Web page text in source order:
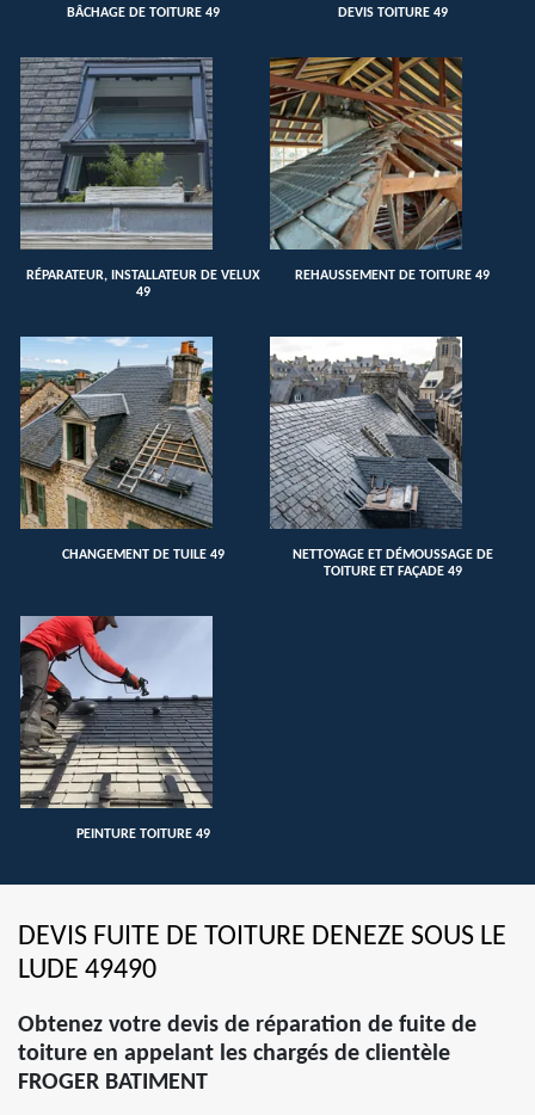
BÂCHAGE DE TOITURE 49 DEVIS TOITURE 49
RÉPARATEUR, INSTALLATEUR DE VELUX
49
REHAUSSEMENT DE TOITURE 49
CHANGEMENT DE TUILE 49
NETTOYAGE ET DÉMOUSSAGE DE
TOITURE ET FAÇADE 49
PEINTURE TOITURE 49
DEVIS FUITE DE TOITURE DENEZE SOUS LE
LUDE 49490
Obtenez votre devis de réparation de fuite de
toiture en appelant les chargés de clientèle
FROGER BATIMENT